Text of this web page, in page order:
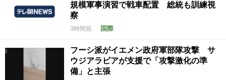
規模軍事演習で戦車配置 総統も訓練視
察
3時間前 国際
フーシ派がイエメン政府軍部隊攻撃 サ
ウジアラビアが支援で「攻撃激化の準
備」と主張